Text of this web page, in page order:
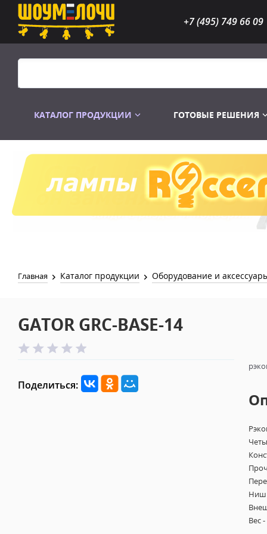
+7 (495) 749 66 09
КАТАЛОГ ПРОДУКЦИИ
Распродажа Лампы
ГОТОВЫЕ РЕШЕНИЯ
Главная Каталог продукции Оборудование и
GATOR GRC-BASE-14
Поделиться:
Вес